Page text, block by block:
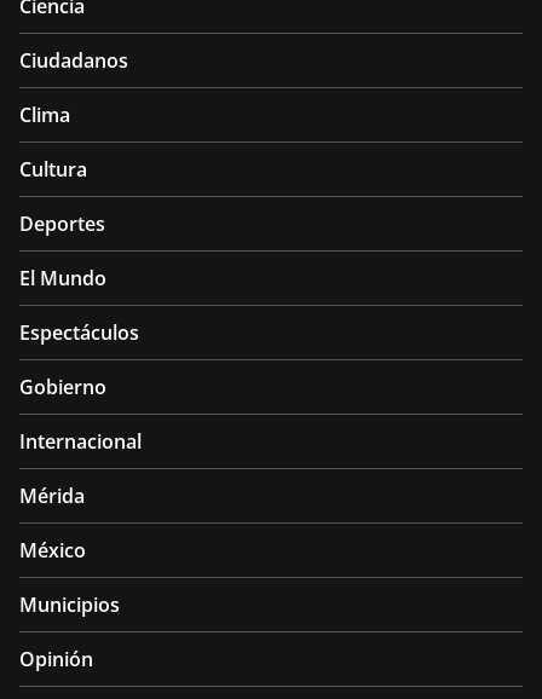
Ciencia
Ciudadanos
Clima
Cultura
Deportes
El Mundo
Espectáculos
Gobierno
Internacional
Mérida
México
Municipios
Opinión